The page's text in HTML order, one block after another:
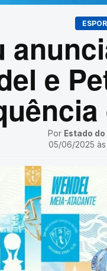
e
Por Estado
05/06/2025 às